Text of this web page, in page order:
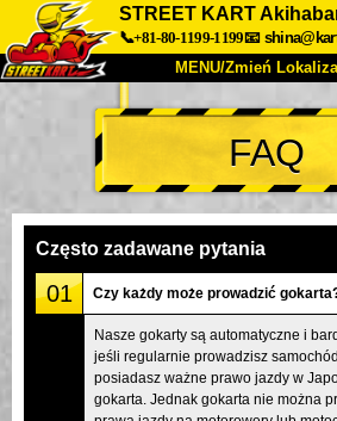
STREET KART
📞+81-80-1199-1199📧
MENU/Zmień
TOP
O nas Specyfikacja
Opinie
Firma
Zmień Lokalizację
Tokyo Shinagawa
Tokyo Akihabara#2
Tokyo Shibuya Annex
FAQ
Często zadawane pytania
01 Czy każdy może prowadzić
Nasze gokarty są automatyczne i
jeśli regularnie prowadzisz
posiadasz ważne prawo jazdy w
gokarta. Jednak gokarta nie można